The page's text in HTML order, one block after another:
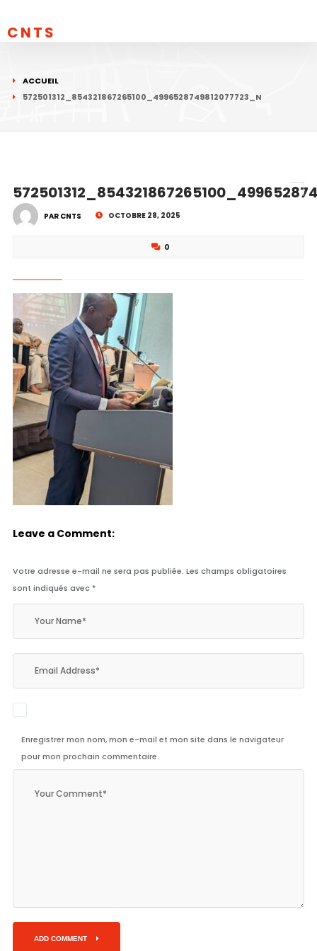
CNTS
ACCUEIL
572501312_854321867265100_4996528749812077723_N
PAR CNTS OCTOBRE 28, 2025
0
Leave a Comment:
Votre adresse e-mail ne sera pas publiée. Les champs obligatoires
sont indiqués avec *
Enregistrer mon nom, mon e-mail et mon site dans le navigateur
pour mon prochain commentaire.
ADD COMMENT